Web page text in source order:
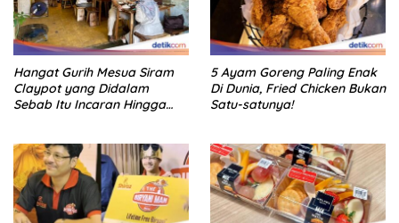
Hangat Gurih Mesua Siram
Claypot yang Didalam
Sebab Itu Incaran Hingga
5 Ayam Goreng Paling Enak
Di Dunia, Fried Chicken Bukan
Satu-satunya!